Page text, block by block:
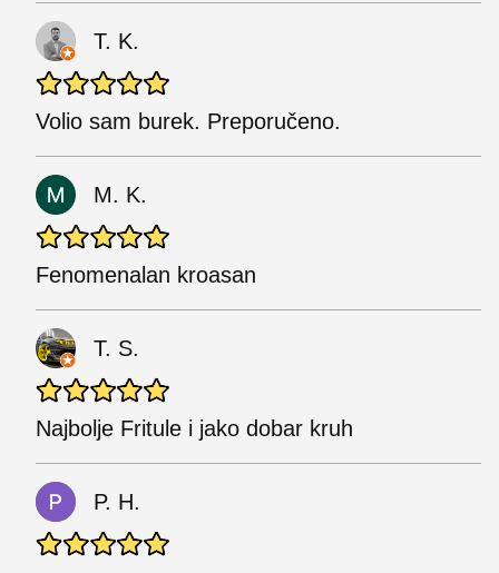
T. K.
Volio sam burek. Preporučeno.
M. K.
Fenomenalan kroasan
T. S.
Najbolje Fritule i jako dobar kruh
P. H.